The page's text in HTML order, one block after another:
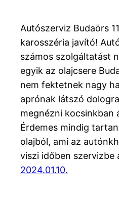
Autószerviz Budaörs
karosszéria javító!
számos szolgáltatást
egyik az olajcsere
nem fektetnek nagy
aprónak látszó
megnézni kocsinkban
Érdemes mindig
olajból, ami az
viszi időben szervizbe
2024.01.10.